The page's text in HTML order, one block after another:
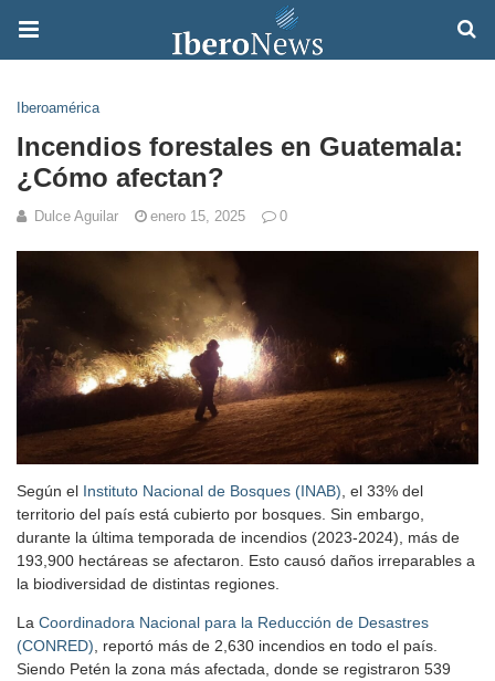
Iberoamérica
Incendios forestales en Guatemala:
¿Cómo afectan?
Dulce Aguilar enero 15, 2025 0
Según el Instituto Nacional de Bosques (INAB) , el 33% del
territorio del país está cubierto por bosques. Sin embargo,
durante la última temporada de incendios (2023-2024), más de
193,900 hectáreas se afectaron. Esto causó daños irreparables a
la biodiversidad de distintas regiones.
La Coordinadora Nacional para la Reducción de Desastres
(CONRED) , reportó más de 2,630 incendios en todo el país.
Siendo Petén la zona más afectada, donde se registraron 539